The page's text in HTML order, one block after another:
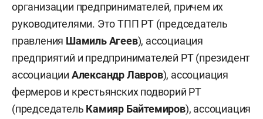
организации предпринимателей, причем их
руководителями. Это ТПП РТ (председатель
правления Шамиль Агеев), ассоциация
предприятий и предпринимателей РТ (президент
ассоциации Александр Лавров), ассоциация
фермеров и крестьянских подворий РТ
(председатель Камияр Байтемиров), ассоциация